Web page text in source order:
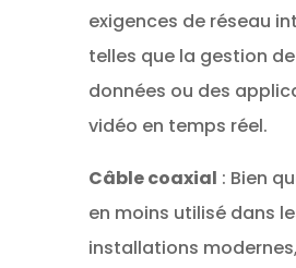
exigences de réseau
telles que la gestion
données ou des
vidéo en temps réel.
Câble coaxial : Bien
en moins utilisé dans
installations